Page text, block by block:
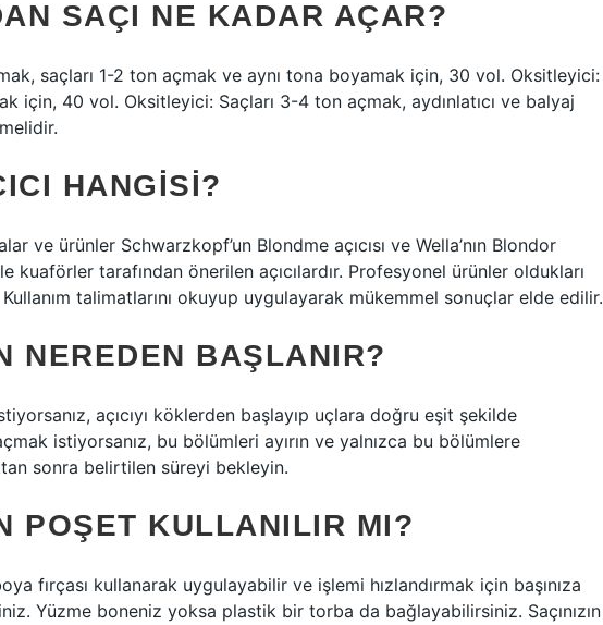
SAÇI NE KADAR AÇAR?
saçları 1-2 ton açmak ve aynı tona boyamak için, 30 vol. Oksitleyici:
için, 40 vol. Oksitleyici: Saçları 3-4 ton açmak, aydınlatıcı ve balyaj
HANGISI?
ve ürünler Schwarzkopf’un Blondme açıcısı ve Wella’nın Blondor
kuaförler tarafından önerilen açıcılardır. Profesyonel ürünler oldukları
talimatlarını okuyup uygulayarak mükemmel sonuçlar elde edilir.
NEREDEN BAŞLANIR?
açıcıyı köklerden başlayıp uçlara doğru eşit şekilde
istiyorsanız, bu bölümleri ayırın ve yalnızca bu bölümlere
sonra belirtilen süreyi bekleyin.
POŞET KULLANILIR MI?
fırçası kullanarak uygulayabilir ve işlemi hızlandırmak için başınıza
Yüzme boneniz yoksa plastik bir torba da bağlayabilirsiniz. Saçınızın